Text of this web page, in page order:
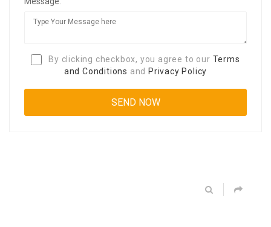
By clicking checkbox, you agree to our Terms
and Conditions and Privacy Policy